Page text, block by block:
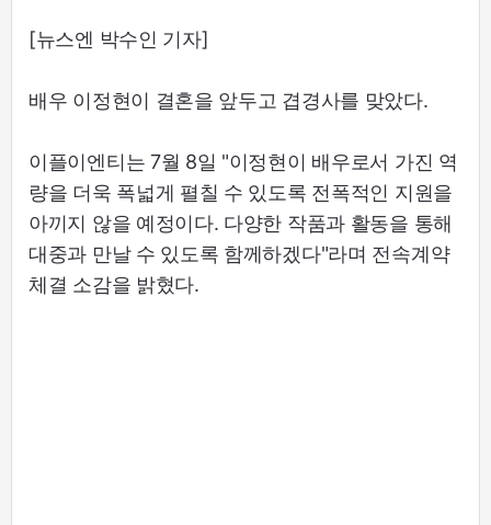
[뉴스엔 박수인 기자]
배우 이정현이 결혼을 앞두고 겹경사를 맞았다.
이플이엔티는 7월 8일 "이정현이 배우로서 가진 역
량을 더욱 폭넓게 펼칠 수 있도록 전폭적인 지원을
아끼지 않을 예정이다. 다양한 작품과 활동을 통해
대중과 만날 수 있도록 함께하겠다"라며 전속계약
체결 소감을 밝혔다.